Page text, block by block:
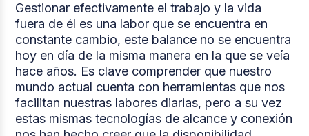
Gestionar efectivamente el trabajo y la vida
fuera de él es una labor que se encuentra en
constante cambio, este balance no se encuentra
hoy en día de la misma manera en la que se veía
hace años. Es clave comprender que nuestro
mundo actual cuenta con herramientas que nos
facilitan nuestras labores diarias, pero a su vez
estas mismas tecnologías de alcance y conexión